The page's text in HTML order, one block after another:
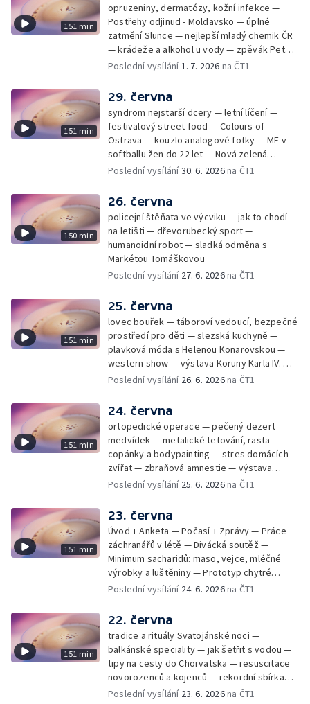
151 min
opruzeniny, dermatózy, kožní infekce —
Postřehy odjinud - Moldavsko — úplné
zatmění Slunce — nejlepší mladý chemik ČR
— krádeže a alkohol u vody — zpěvák Peter
Cmorik
Poslední vysílání 1. 7. 2026 na ČT1
151 min
29. června
syndrom nejstarší dcery — letní líčení —
festivalový street food — Colours of
Ostrava — kouzlo analogové fotky — ME v
softballu žen do 22 let — Nová zelená
úsporám — Global Teacher Prize Czech
Poslední vysílání30. 6. 2026na ČT1
150 min
26. června
policejní štěňata ve výcviku — jak to chodí
na letišti — dřevorubecký sport —
humanoidní robot — sladká odměna s
Markétou Tomáškovou
Poslední vysílání 27. 6. 2026na ČT1
151 min
25. června
lovec bouřek — táboroví vedoucí, bezpečné
prostředí pro děti — slezská kuchyně —
plavková móda s Helenou Konarovskou —
western show — výstava Koruny Karla IV. —
mladý lezecký fenomén Josef Šindel
Poslední vysílání 26. 6. 2026na ČT1
151 min
24. června
ortopedické operace — pečený dezert
medvídek — metalické tetování, rasta
copánky a bodypainting — stres domácích
zvířat — zbraňová amnestie — výstava
mikrofotografií rostlin — fenomenální
Poslední vysílání 25. 6. 2026na ČT1
151 min
23. června
Úvod + Anketa — Počasí + Zprávy — Práce
záchranářů v létě — Divácká soutěž —
Minimum sacharidů: maso, vejce, mléčné
výrobky a luštěniny — Prototyp chytré
vložky do bot pro běžce — Anketa +
záchranářů v létě — Divácká soutěž —
Minimum sacharidů: maso, vejce, mléčné
výrobky a luštěniny — Jak se udržet v
kondici v létě bez posilovny — Prototyp
chytré vložky do bot pro běžce — Anketa +
aktuálně — Škola hrou — Upoutávka na další
vysílání — Počasí + Zprávy — Práce
Poslední vysílání 24. 6. 2026na ČT1
151 min
22. června
tradice a rituály Svatojánské noci —
balkánské speciality — jak šetřit s vodou —
tipy na cesty do Chorvatska — resuscitace
novorozenců a kojenců — rekordní sbírka
velkých modelů aut — výroba šperků se
Poslední vysílání 23. 6. 2026na ČT1